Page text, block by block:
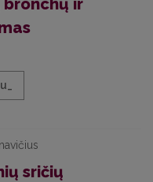
ir
sričių